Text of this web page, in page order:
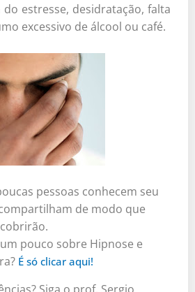
estresse, desidratação, falta
excessivo de álcool ou café.
pessoas conhecem seu
de modo que
pouco sobre Hipnose e
É só clicar aqui!